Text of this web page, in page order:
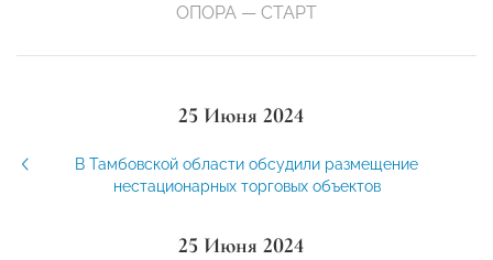
ОПОРА — СТАРТ
25 Июня 2024
В Тамбовской области обсудили размещение
нестационарных торговых объектов
25 Июня 2024